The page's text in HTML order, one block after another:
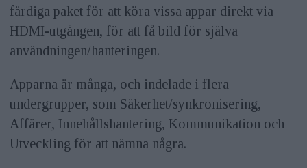
färdiga paket för att köra vissa appar direkt via
HDMI-utgången, för att få bild för själva
användningen/hanteringen.
Apparna är många, och indelade i flera
undergrupper, som Säkerhet/synkronisering,
Affärer, Innehållshantering, Kommunikation och
Utveckling för att nämna några.